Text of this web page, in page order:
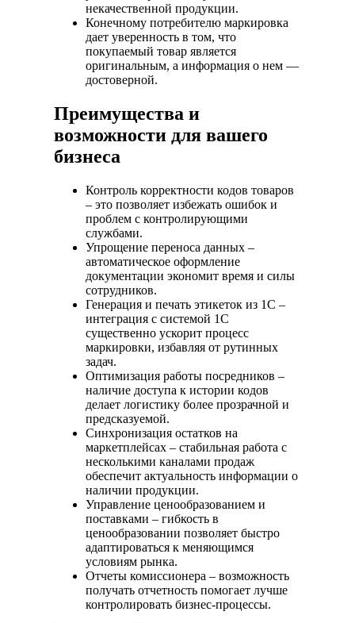
некачественной продукции.
Конечному потребителю маркировка
дает уверенность в том, что
покупаемый товар является
оригинальным, а информация о нем —
достоверной.
Преимущества и
возможности для вашего
бизнеса
Контроль корректности кодов товаров
– это позволяет избежать ошибок и
проблем с контролирующими
службами.
Упрощение переноса данных –
автоматическое оформление
документации экономит время и силы
сотрудников.
Генерация и печать этикеток из 1С –
интеграция с системой 1С
существенно ускорит процесс
маркировки, избавляя от рутинных
задач.
Оптимизация работы посредников –
наличие доступа к истории кодов
делает логистику более прозрачной и
предсказуемой.
Синхронизация остатков на
маркетплейсах – стабильная работа с
несколькими каналами продаж
обеспечит актуальность информации о
наличии продукции.
Управление ценообразованием и
поставками – гибкость в
ценообразовании позволяет быстро
адаптироваться к меняющимся
условиям рынка.
Отчеты комиссионера – возможность
получать отчетность помогает лучше
контролировать бизнес-процессы.